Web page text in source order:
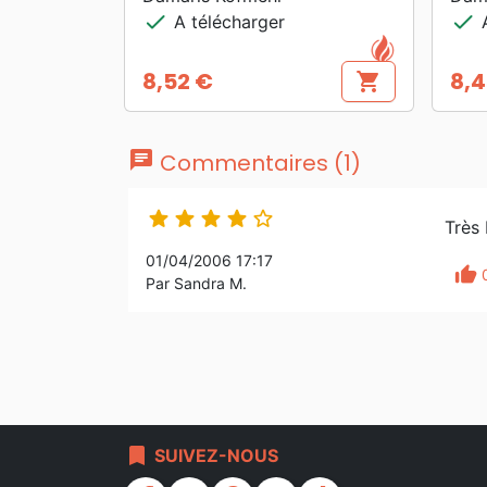
check A télécharger
Prix
8,52 € shopping_cart
check
Prix
chat Commentaires (1)
    
01/04/2006 17:17
Par Sandra M.
Très
thumb_up
bookmark SUIVEZ-NOUS